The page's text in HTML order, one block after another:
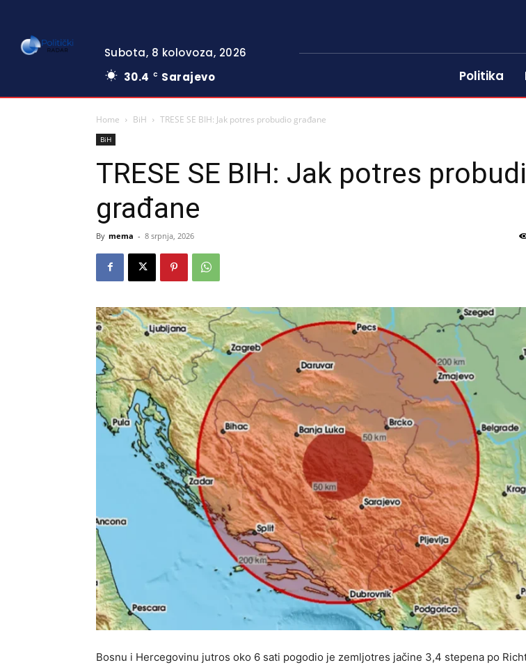
Subota, 8 kolovoza, 2026
30.4
C Sarajevo Politika
Home BiH TRESE SE BIH: Jak potres probudio građane
BiH
TRESE SE BIH: Jak potres
građane
By mema - 8 srpnja, 2026
Bosnu i Hercegovinu jutros oko 6 sati pogodio je zemljotres jačine 3,4 stepena po